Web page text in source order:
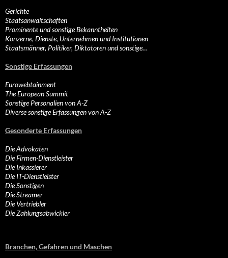
Gerichte
Staatsanwaltschaften
Prominente und sonstige Bekanntheiten
Konzerne, Dienste, Unternehmen und Institutionen
Staatsmänner, Politiker, Diktatoren und sonstige…
Sonstige Erfassungen
Eurowebtainment
The European Summit
Sonstige Personalien von A-Z
Diverse sonstige Erfassungen von A-Z
Gesonderte Erfassungen
Die Advokaten
Die Firmen-Dienstleister
Die Inkassierer
Die IT-Dienstleister
Die Sonstigen
Die Streamer
Die Vertriebler
Die Zahlungsabwickler
Branchen, Gefahren und Maschen